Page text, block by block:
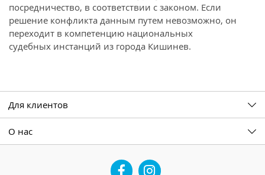
посредничество, в соответствии с законом. Если
решение конфликта данным путем невозможно, он
переходит в компетенцию национальных
судебных инстанций из города Кишинев.
Для клиентов
О нас
FacebookInstagram